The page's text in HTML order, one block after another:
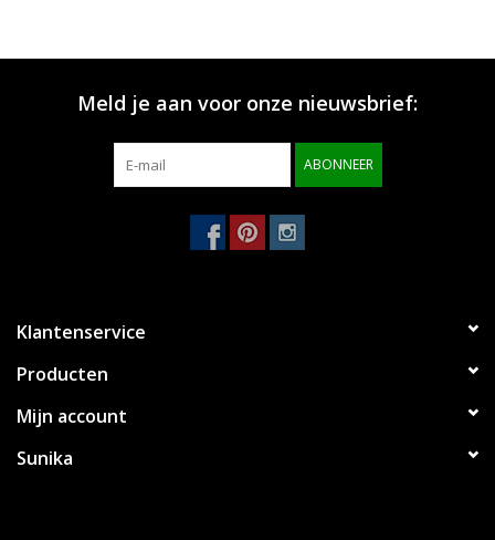
Meld je aan voor onze nieuwsbrief:
ABONNEER
Klantenservice
Producten
Mijn account
Sunika